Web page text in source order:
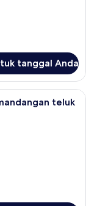
tanggal Anda
selimut bulu angsa,
teluk